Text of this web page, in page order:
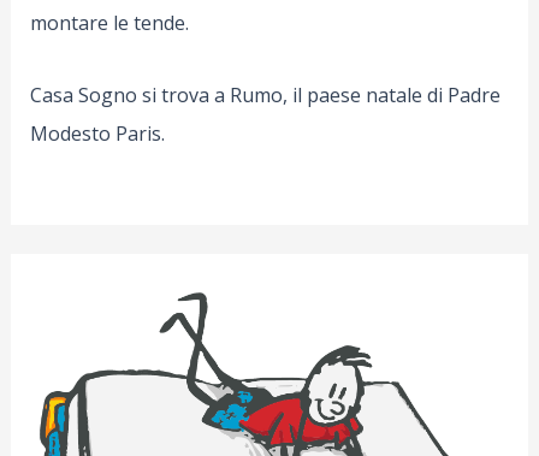
montare le tende.
Casa Sogno si trova a Rumo, il paese natale di Padre
Modesto Paris.